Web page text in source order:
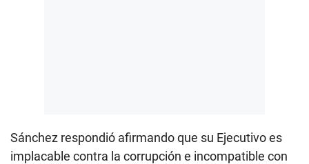
Sánchez respondió afirmando que su Ejecutivo es
implacable contra la corrupción e incompatible con